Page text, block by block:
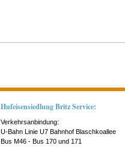
Hufeisensiedlung Britz Service:
Verkehrsanbindung:
U-Bahn Linie U7 Bahnhof Blaschkoallee
Bus M46 - Bus 170 und 171